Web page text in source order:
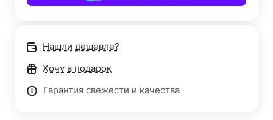
Нашли дешевле?
Хочу в подарок
Гарантия свежести и качества